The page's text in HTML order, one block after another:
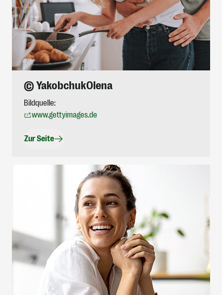
© YakobchukOlena
Bildquelle:
www.gettyimages.de
Zur Seite